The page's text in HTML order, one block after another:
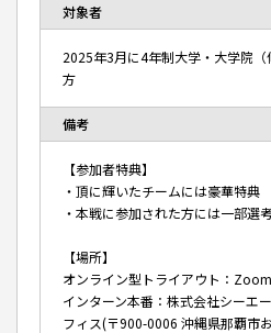
対象者
2025年3月に4年制大学・大学院
方
備考
【参加者特典】
・頂に輝いたチームには豪華特典
・本戦に参加された方には一部選
【場所】
オンライン型トライアウト：
インターン本番：株式会社シーエ
フィス(〒900-0006 沖縄県那覇